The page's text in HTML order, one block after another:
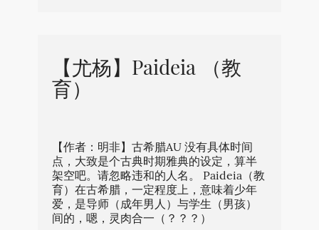
【尤杨】Paideia （教
育）
【作者：明非】古希腊AU 没有具体时间
点，大致是个古典时期雅典的设定，算半
架空吧。请忽略违和的人名。 Paideia（教
育）在古希腊，一定程度上，意味着少年
爱，是导师（成年男人）与学生（男孩）
间的，嗯，灵肉合一（？？？）